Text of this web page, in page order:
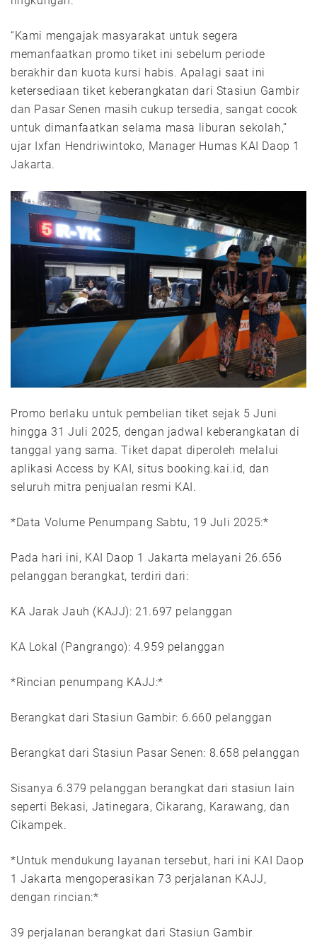
“Kami mengajak masyarakat untuk segera
memanfaatkan promo tiket ini sebelum periode
berakhir dan kuota kursi habis. Apalagi saat ini
ketersediaan tiket keberangkatan dari Stasiun Gambir
dan Pasar Senen masih cukup tersedia, sangat cocok
untuk dimanfaatkan selama masa liburan sekolah,”
ujar Ixfan Hendriwintoko, Manager Humas KAI Daop 1
Jakarta.
Promo berlaku untuk pembelian tiket sejak 5 Juni
hingga 31 Juli 2025, dengan jadwal keberangkatan di
tanggal yang sama. Tiket dapat diperoleh melalui
aplikasi Access by KAI, situs booking.kai.id, dan
seluruh mitra penjualan resmi KAI.
*Data Volume Penumpang Sabtu, 19 Juli 2025:*
Pada hari ini, KAI Daop 1 Jakarta melayani 26.656
pelanggan berangkat, terdiri dari:
KA Jarak Jauh (KAJJ): 21.697 pelanggan
KA Lokal (Pangrango): 4.959 pelanggan
*Rincian penumpang KAJJ:*
Berangkat dari Stasiun Gambir: 6.660 pelanggan
Berangkat dari Stasiun Pasar Senen: 8.658 pelanggan
Sisanya 6.379 pelanggan berangkat dari stasiun lain
seperti Bekasi, Jatinegara, Cikarang, Karawang, dan
Cikampek.
*Untuk mendukung layanan tersebut, hari ini KAI Daop
1 Jakarta mengoperasikan 73 perjalanan KAJJ,
dengan rincian:*
39 perjalanan berangkat dari Stasiun Gambir